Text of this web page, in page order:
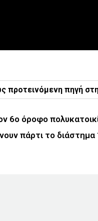
προτεινόμενη πηγή
6ο όροφο
πάρτι το διάστημα